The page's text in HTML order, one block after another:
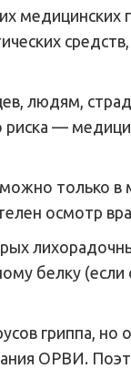
медицинских
людям,
—
можно только
осмотр
белку (если
гриппа, но
ОРВИ.